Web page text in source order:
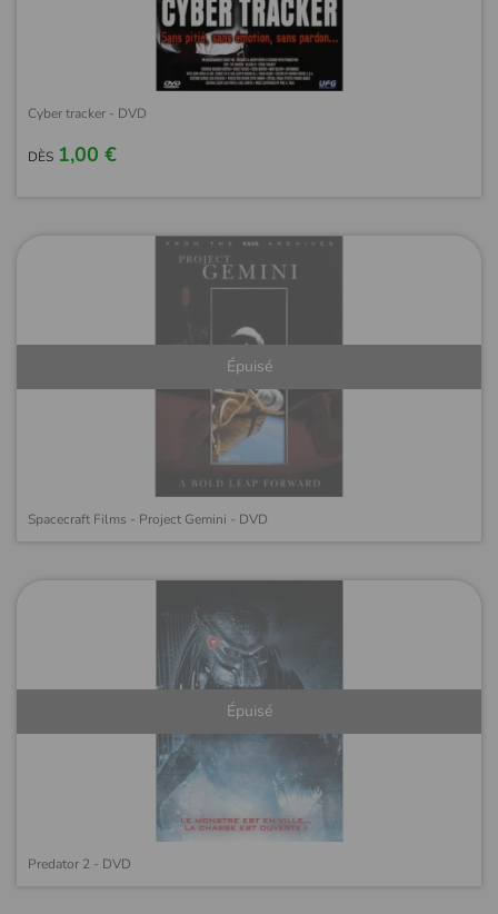
Cyber tracker - DVD
DÈS 1,00 €
Épuisé
Spacecraft Films - Project Gemini - DVD
Épuisé
Predator 2 - DVD